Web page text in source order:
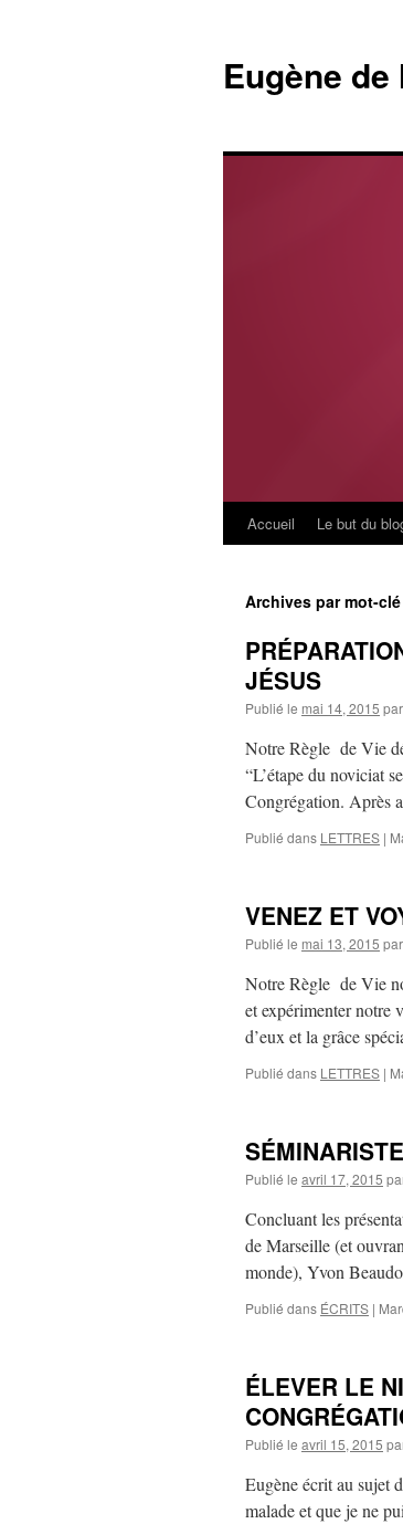
Eugène
Aller
contenu
Accueil Le but du
Archives par mot-
JÉSUS
Publié le mai 14, 2015 par
Notre Règle de Vie
“L’étape du noviciat
Congrégation. Après
Publié dans LETTRES |
VENEZ ET
Publié le mai 13, 2015 par
Notre Règle de Vie
et expérimenter notre
d’eux et la grâce
Publié dans LETTRES |
Publié le avril 17, 2015
Concluant les
de Marseille (et
monde), Yvon
Publié dans ÉCRITS |
ÉLEVER LE
Publié le avril 15, 2015
Eugène écrit au sujet
malade et que je ne